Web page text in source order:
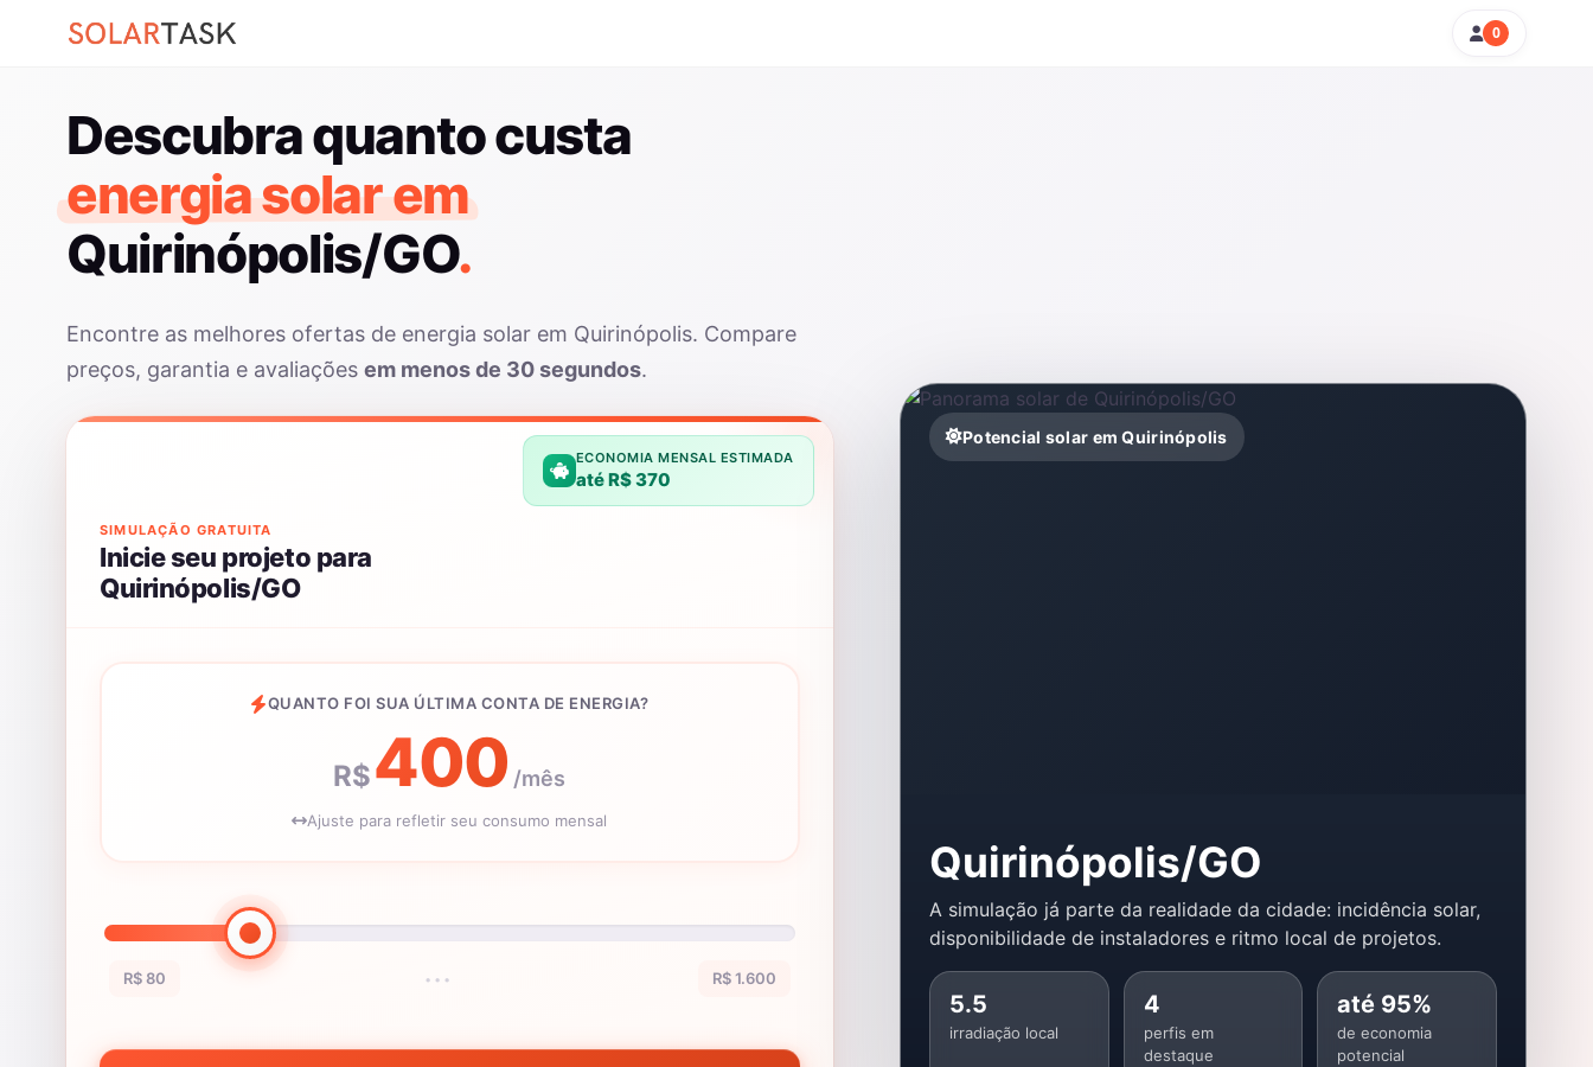
0
Descubra quanto custa
energia solar em
Quirinópolis/GO.
Encontre as melhores ofertas de energia solar em Quirinópolis. Compare
preços, garantia e avaliações em menos de 30 segundos.
ECONOMIA MENSAL ESTIMADA
até R$ 370
SIMULAÇÃO GRATUITA
Inicie seu projeto para
Quirinópolis/GO
QUANTO FOI SUA ÚLTIMA CONTA DE ENERGIA?
R$400 /mês
Ajuste para refletir seu consumo mensal
R$ 80 ••• R$ 1.600
Potencial solar em Quirinópolis
Quirinópolis/GO
A simulação já parte da realidade da cidade: incidência solar,
disponibilidade de instaladores e ritmo local de projetos.
5.5
irradiação local
4
perfis em
destaque
até 95%
de economia
potencial